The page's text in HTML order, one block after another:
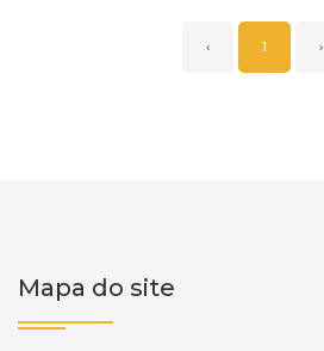
‹ 1 ›
Mapa do site